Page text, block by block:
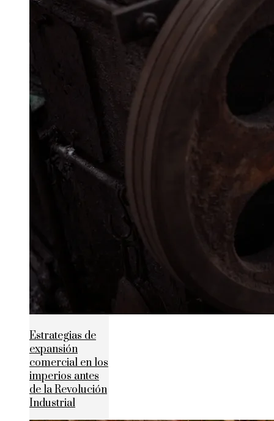
Estrategias de
expansión
comercial en los
imperios antes
de la Revolución
Industrial